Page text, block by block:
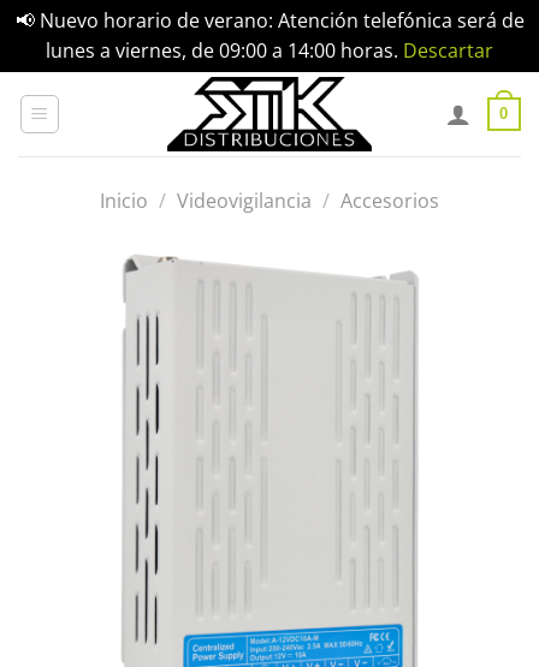
📢 Nuevo horario de verano: Atención telefónica será de
lunes a viernes, de 09:00 a 14:00 horas. Descartar
0
Inicio / Videovigilancia / Accesorios